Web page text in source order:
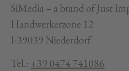
SiMedia – a brand of Just
Handwerkerzone 12
I-39039 Niederdorf
Tel.: +39 0474 741086